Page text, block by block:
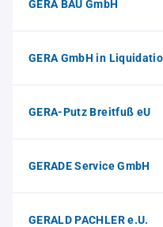
GERA BAU GmbH
GERA GmbH in
GERA-Putz Breitfuß eU
GERADE Service GmbH
GERALD PACHLER e.U.